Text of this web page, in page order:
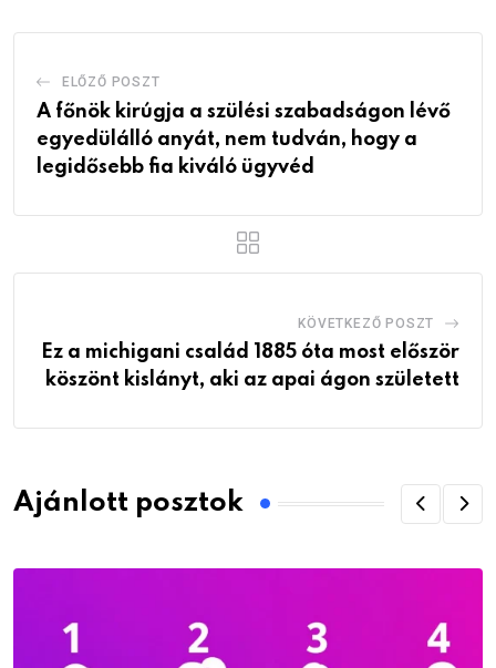
ELŐZŐ POSZT
A főnök kirúgja a szülési szabadságon lévő
egyedülálló anyát, nem tudván, hogy a
legidősebb fia kiváló ügyvéd
KÖVETKEZŐ POSZT
Ez a michigani család 1885 óta most először
köszönt kislányt, aki az apai ágon született
Ajánlott posztok